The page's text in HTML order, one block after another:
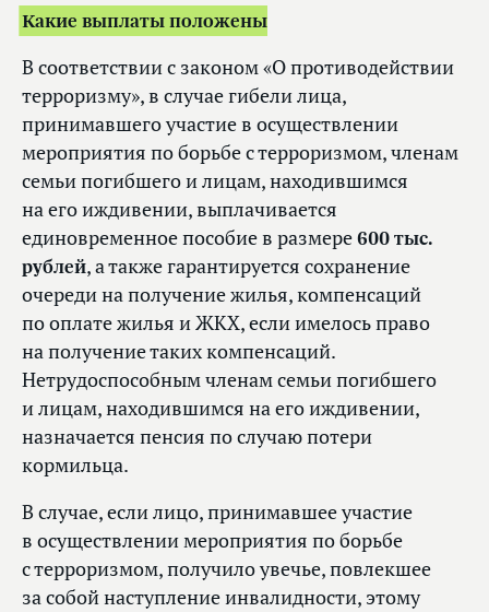
Какие выплаты положены
В соответствии с законом «О противодействии
терроризму», в случае гибели лица,
принимавшего участие в осуществлении
мероприятия по борьбе с терроризмом, членам
семьи погибшего и лицам, находившимся
на его иждивении, выплачивается
единовременное пособие в размере600 тыс.
рублей, а также гарантируется сохранение
очереди на получение жилья, компенсаций
по оплате жилья и ЖКХ, если имелось право
на получение таких компенсаций.
Нетрудоспособным членам семьи погибшего
и лицам, находившимся на его иждивении,
назначается пенсия по случаю потери
кормильца.
В случае, если лицо, принимавшее участие
в осуществлении мероприятия по борьбе
с терроризмом, получило увечье, повлекшее
за собой наступление инвалидности, этому